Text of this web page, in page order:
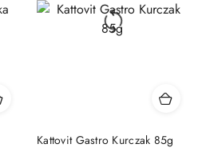
Kattovit Gastro Kurczak 85g